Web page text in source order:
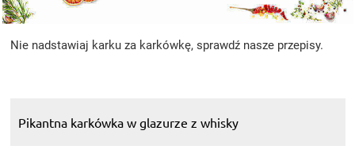
Nie nadstawiaj karku za karkówkę, sprawdź nasze przepisy.
Pikantna karkówka w glazurze z whisky